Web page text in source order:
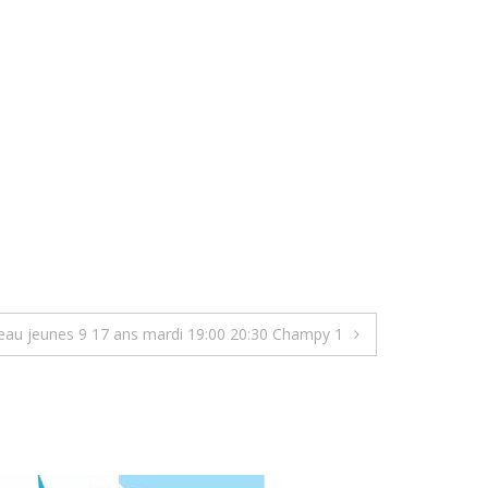
jeunes 9 17 ans mardi 19:00 20:30 Champy 1